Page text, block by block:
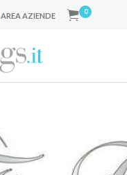
AREA AZIENDE 0